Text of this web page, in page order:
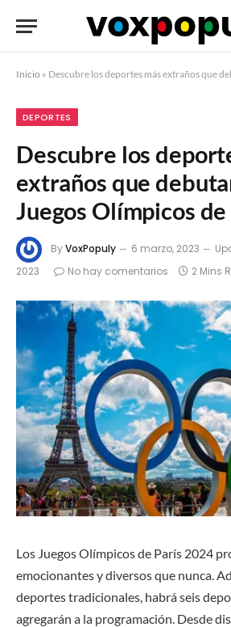
Inicio » Descubre los deportes más extraños que debutarán en
DEPORTES
Descubre los
extraños que
Juegos Olímpicos
ByVoxPopuly 6 marzo, 2023
2023
No hay comentarios 2 Mins
Los Juegos Olímpicos de París 2024
emocionantes y diversos que nunca.
deportes tradicionales, habrá seis
agregarán a la programación. Desde